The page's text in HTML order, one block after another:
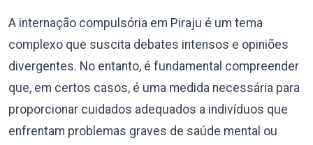
A internação compulsória em Piraju é um tema
complexo que suscita debates intensos e opiniões
divergentes. No entanto, é fundamental compreender
que, em certos casos, é uma medida necessária para
proporcionar cuidados adequados a indivíduos que
enfrentam problemas graves de saúde mental ou